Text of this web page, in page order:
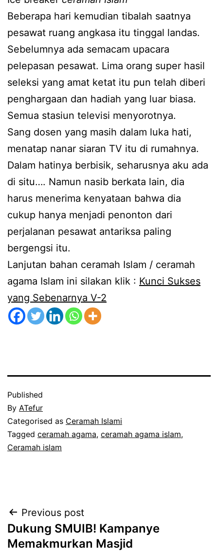
Beberapa hari kemudian tibalah saatnya
pesawat ruang angkasa itu tinggal landas.
Sebelumnya ada semacam upacara
pelepasan pesawat. Lima orang super hasil
seleksi yang amat ketat itu pun telah diberi
penghargaan dan hadiah yang luar biasa.
Semua stasiun televisi menyorotnya.
Sang dosen yang masih dalam luka hati,
menatap nanar siaran TV itu di rumahnya.
Dalam hatinya berbisik, seharusnya aku ada
di situ…. Namun nasib berkata lain, dia
harus menerima kenyataan bahwa dia
cukup hanya menjadi penonton dari
perjalanan pesawat antariksa paling
bergengsi itu.
Lanjutan bahan ceramah Islam / ceramah
agama Islam ini silakan klik : Kunci Sukses
yang Sebenarnya V-2
Published
By ATefur
Categorised as Ceramah Islami
Tagged ceramah agama, ceramah agama islam,
Ceramah islam
Post
navigation
Previous post
Dukung SMUIB! Kampanye
Memakmurkan Masjid